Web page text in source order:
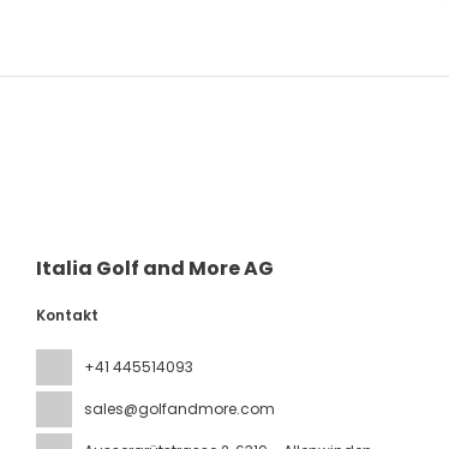
Italia Golf and More AG
Kontakt
+41 445514093
sales@golfandmore.com